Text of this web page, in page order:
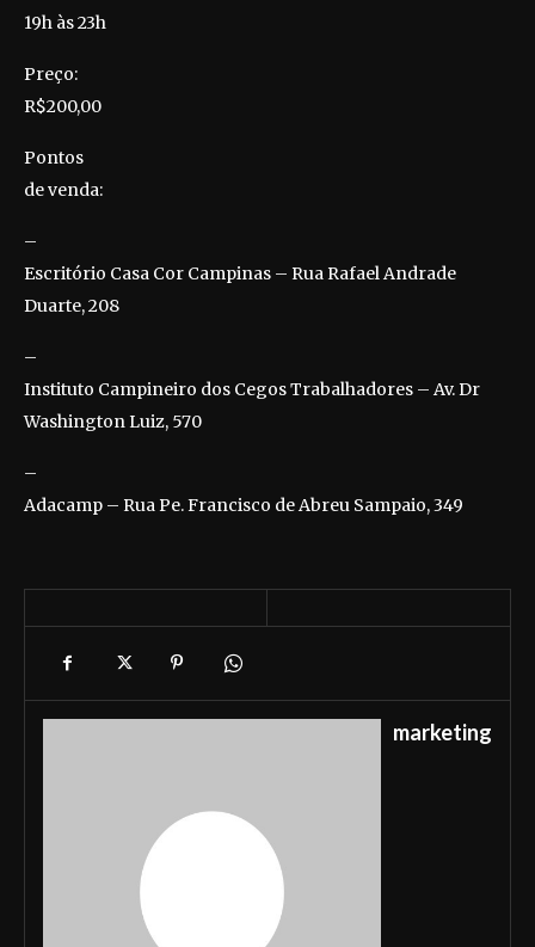
19h às 23h
Preço:
R$200,00
Pontos
de venda:
–
Escritório Casa Cor Campinas – Rua Rafael Andrade
Duarte, 208
–
Instituto Campineiro dos Cegos Trabalhadores – Av. Dr
Washington Luiz, 570
–
Adacamp – Rua Pe. Francisco de Abreu Sampaio, 349
marketing